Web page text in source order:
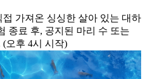
가져온 싱싱한 살아 있는 대하
종료 후, 공지된 마리 수 또는
(오후 4시 시작)